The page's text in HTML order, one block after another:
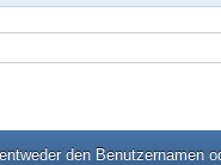
den Benutzernamen